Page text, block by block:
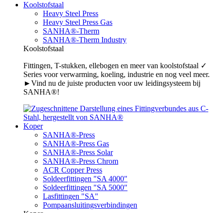
Koolstofstaal
Heavy Steel Press
Heavy Steel Press Gas
SANHA®-Therm
SANHA®-Therm Industry
Koolstofstaal
Fittingen, T-stukken, ellebogen en meer van koolstofstaal ✓
Series voor verwarming, koeling, industrie en nog veel meer.
►Vind nu de juiste producten voor uw leidingsysteem bij
SANHA®!
Koper
SANHA®-Press
SANHA®-Press Gas
SANHA®-Press Solar
SANHA®-Press Chrom
ACR Copper Press
Soldeerfittingen "SA 4000"
Soldeerfittingen "SA 5000"
Lasfittingen "SA"
Pompaansluitingsverbindingen